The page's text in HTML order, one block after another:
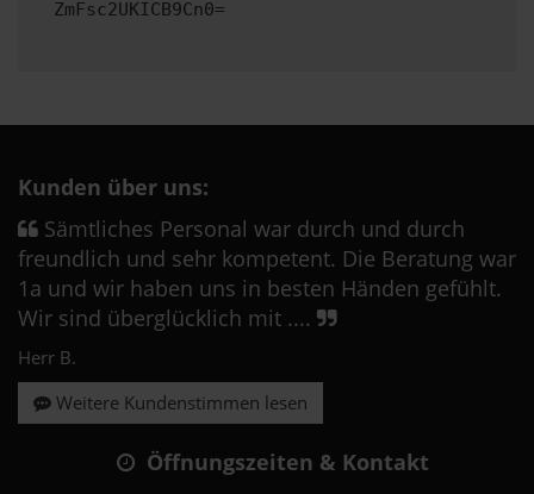
ZmFsc2UKICB9Cn0=
Kunden über uns:
Sämtliches Personal war durch und durch
freundlich und sehr kompetent. Die Beratung war
1a und wir haben uns in besten Händen gefühlt.
Wir sind überglücklich mit ....
Herr B.
Weitere Kundenstimmen lesen
Öffnungszeiten & Kontakt